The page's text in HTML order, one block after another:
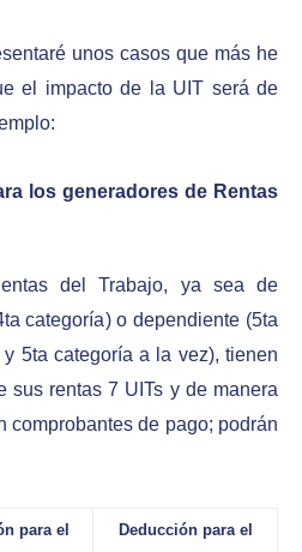
unos casos que más he
el impacto de la UIT será de
los generadores de Rentas
del Trabajo, ya sea de
categoría) o dependiente (5ta
5ta categoría a la vez), tienen
sus rentas 7 UITs y de manera
comprobantes de pago; podrán
para el
Deducción para el